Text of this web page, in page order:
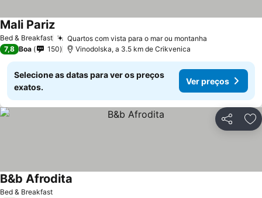
Bed & Breakfast Quartos com vista para o mar ou montanha
Mali Pariz
7,8 Boa 150 Vinodolska, a 3.5 km de Crikvenica
Selecione as datas para ver os preços
exatos.
Ver preços
Partilhar
Bed & Breakfast
B&b Afrodita